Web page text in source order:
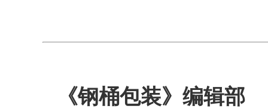
《钢桶包装》编辑部